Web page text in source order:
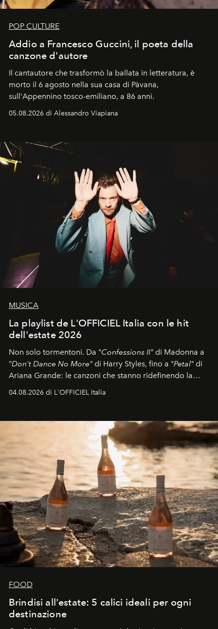
POP CULTURE
Addio a Francesco Guccini, il poeta della
canzone d'autore
Il cantautore che trasformò la ballata in letteratura, è
morto il 6 agosto nella sua casa di Pàvana,
sull'Appennino tosco-emiliano, a 86 anni.
05.08.2026 di Alessandro Viapiana
MUSICA
La playlist de L'OFFICIEL Italia con le hit
dell'estate 2026
Non solo tormentoni. Da "Confessions II" di Madonna a
"Don't Dance No More" di Harry Styles, fino a "Petal" di
Ariana Grande: le canzoni che stanno ridefinendo la
colonna sonora della stagione.
04.08.2026 di L'OFFICIEL Italia
FOOD
Brindisi all'estate: 5 calici ideali per ogni
destinazione